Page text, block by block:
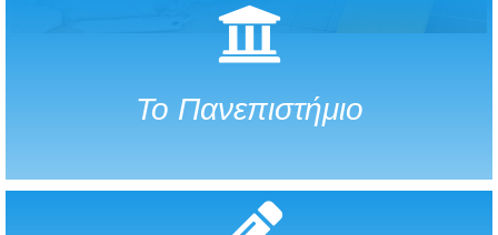
Το Πανεπιστήμιο